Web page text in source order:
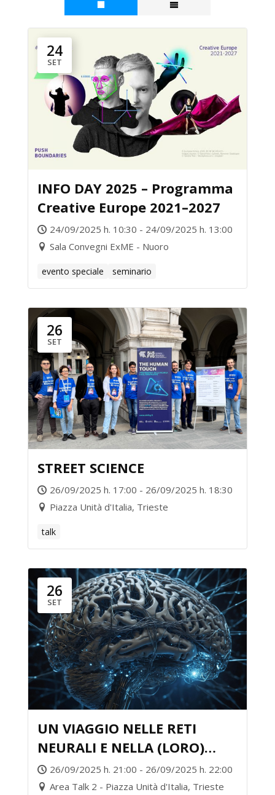
24
SET
INFO DAY 2025 – Programma
Creative Europe 2021–2027
24/09/2025 h. 10:30 - 24/09/2025 h. 13:00
Sala Convegni ExME - Nuoro
evento speciale seminario
26
SET
STREET SCIENCE
26/09/2025 h. 17:00 - 26/09/2025 h. 18:30
Piazza Unità d'Italia, Trieste
talk
26
SET
UN VIAGGIO NELLE RETI
NEURALI E NELLA (LORO)
RAPPRESENTAZIONE DEL
MONDO
26/09/2025 h. 21:00 - 26/09/2025 h. 22:00
Area Talk 2 - Piazza Unità d'Italia, Trieste